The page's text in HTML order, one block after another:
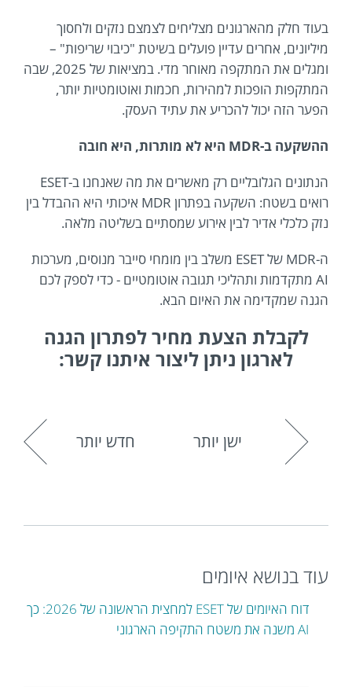
בעוד חלק מהארגונים מצליחים לצמצם נזקים ולחסוך
מיליונים, אחרים עדיין פועלים בשיטת "כיבוי שריפות" –
ומגלים את המתקפה מאוחר מדי. במציאות של 2025, שבה
המתקפות הופכות למהירות, חכמות ואוטומטיות יותר,
הפער הזה יכול להכריע את עתיד העסק.
ההשקעה ב-MDR היא לא מותרות, היא חובה
הנתונים הגלובליים רק מאשרים את מה שאנחנו ב-ESET
רואים בשטח: השקעה בפתרון MDR איכותי היא ההבדל בין
נזק כלכלי אדיר לבין אירוע שמסתיים בשליטה מלאה.
ה-MDR של ESET משלב בין מומחי סייבר מנוסים, מערכות
AI מתקדמות ותהליכי תגובה אוטומטיים - כדי לספק לכם
הגנה שמקדימה את האיום הבא.
לקבלת הצעת מחיר לפתרון הגנה
לארגון ניתן ליצור איתנו קשר:
ישן יותר חדש יותר
עוד בנושא איומים
דוח האיומים של ESET למחצית הראשונה של 2026: כך
AI משנה את משטח התקיפה הארגוני